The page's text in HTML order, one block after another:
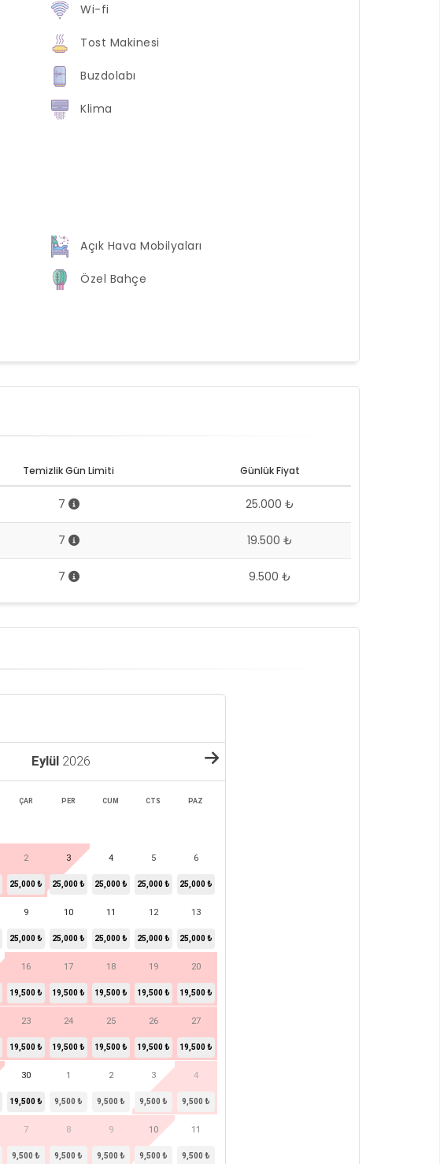
Wi-fi
Tost Makinesi
Buzdolabı
Klima
Açık Hava Mobilyaları
Özel Bahçe
Temizlik Gün Limiti Günlük Fiyat
7 25.000 ₺
7 19.500 ₺
7 9.500 ₺
Eylül 2026
ÇAR PER CUM CTS PAZ
2
25,000 ₺
3
25,000 ₺
4
25,000 ₺
5
25,000 ₺
6
25,000 ₺
9
25,000 ₺
10
25,000 ₺
11
25,000 ₺
12
25,000 ₺
13
25,000 ₺
16
19,500 ₺
17
19,500 ₺
18
19,500 ₺
19
19,500 ₺
20
19,500 ₺
23
19,500 ₺
24
19,500 ₺
25
19,500 ₺
26
19,500 ₺
27
19,500 ₺
30
19,500 ₺
1
9,500 ₺
2
9,500 ₺
3
9,500 ₺
4
9,500 ₺
7
9,500 ₺
8
9,500 ₺
9
9,500 ₺
10
9,500 ₺
11
9,500 ₺